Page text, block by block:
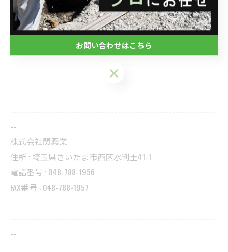
本日もお疲れ様でした。
--------------------------------------------------------------------
--
株式会社関興業
住所 : 埼玉県さいたま市西区水判土41-1
電話番号 : 048-788-1956
FAX番号 : 048-788-1957
--------------------------------------------------------------------
--
お問い合わせはこちら
お問い合わせはこちら